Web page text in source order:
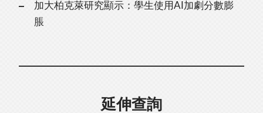
加大柏克萊研究顯示：學生使用AI加劇分數膨
脹
延伸查詢